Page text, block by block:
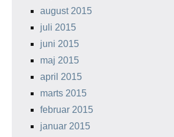
august 2015
juli 2015
juni 2015
maj 2015
april 2015
marts 2015
februar 2015
januar 2015